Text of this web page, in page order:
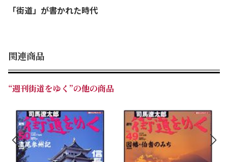
「街道」が書かれた時代
関連商品
“週刊街道をゆく”の他の商品